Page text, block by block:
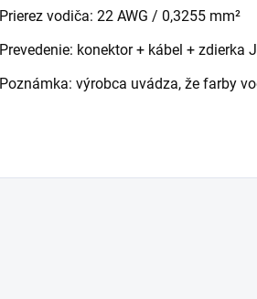
Prierez vodiča: 22 AWG / 0,3255 mm²
Prevedenie: konektor + kábel + zdierka
Poznámka: výrobca uvádza, že farby